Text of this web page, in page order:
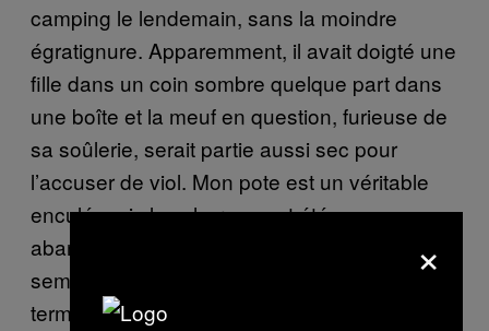
camping le lendemain, sans la moindre
égratignure. Apparemment, il avait doigté une
fille dans un coin sombre quelque part dans
une boîte et la meuf en question, furieuse de
sa soûlerie, serait partie aussi sec pour
l’accuser de viol. Mon pote est un véritable
enculé mais les charges ont été
abandonnées très vite. Il a été libéré et
semble l’avoir plutôt bien pris. La fille, elle, a
terminé en garde à vue.
×